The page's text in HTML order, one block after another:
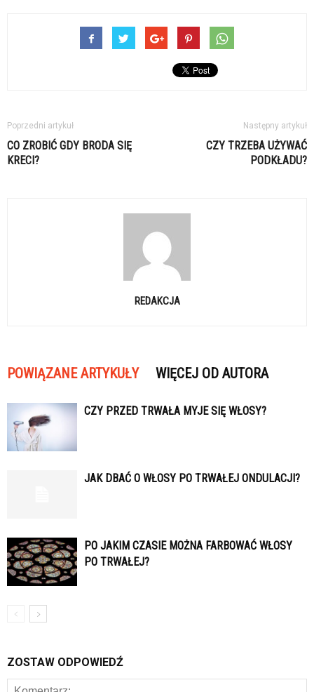
Poprzedni artykuł
CO ZROBIĆ GDY BRODA SIĘ
KRECI?
Następny artykuł
CZY TRZEBA UŻYWAĆ
PODKŁADU?
REDAKCJA
POWIĄZANE ARTYKUŁY WIĘCEJ OD AUTORA
CZY PRZED TRWAŁA MYJE SIĘ WŁOSY?
JAK DBAĆ O WŁOSY PO TRWAŁEJ ONDULACJI?
PO JAKIM CZASIE MOŻNA FARBOWAĆ WŁOSY
PO TRWAŁEJ?
ZOSTAW ODPOWIEDŹ